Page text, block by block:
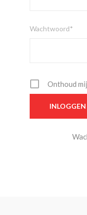
Wachtwoord*
Onthoud mij